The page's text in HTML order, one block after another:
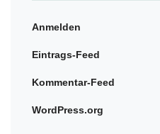
Anmelden
Eintrags-Feed
Kommentar-Feed
WordPress.org